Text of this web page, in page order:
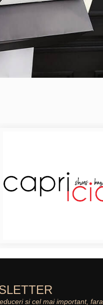
si cel mai important, fara